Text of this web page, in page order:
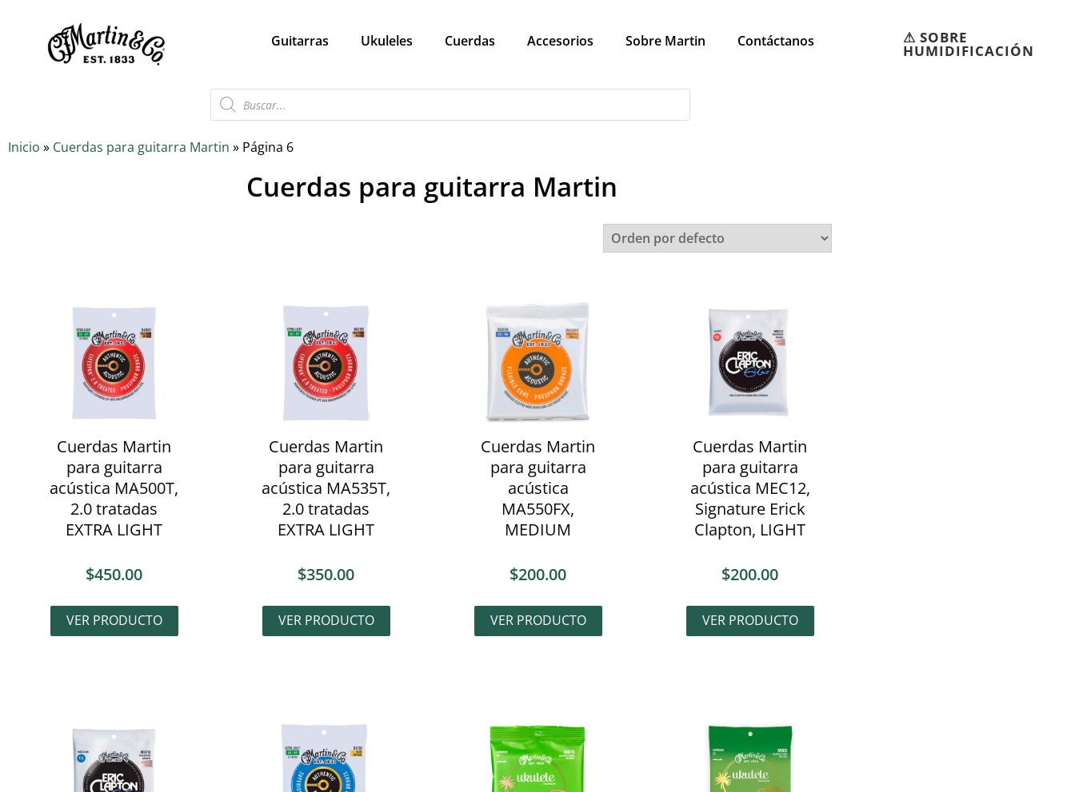
Guitarras Ukuleles Cuerdas Accesorios Sobre Martin Contáctanos ⚠︎ SOBRE
HUMIDIFICACIÓN
Inicio » Cuerdas para guitarra Martin » Página 6
Cuerdas para guitarra Martin
Cuerdas Martin
para guitarra
acústica MA500T,
2.0 tratadas
EXTRA LIGHT
$450.00
VER PRODUCTO
Cuerdas Martin
para guitarra
acústica MA535T,
2.0 tratadas
EXTRA LIGHT
$350.00
VER PRODUCTO
Cuerdas Martin
para guitarra
acústica
MA550FX,
MEDIUM
$200.00
VER PRODUCTO
Cuerdas Martin
para guitarra
acústica MEC12,
Signature Erick
Clapton, LIGHT
$200.00
VER PRODUCTO